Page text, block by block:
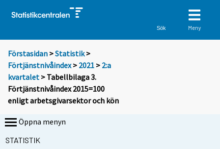
Sök Meny
Förstasidan >Statistik >
Förtjänstnivåindex> 2021 > 2:a
kvartalet > Tabellbilaga 3.
Förtjänstnivåindex 2015=100
enligt arbetsgivarsektor och kön
Öppna menyn
STATISTIK